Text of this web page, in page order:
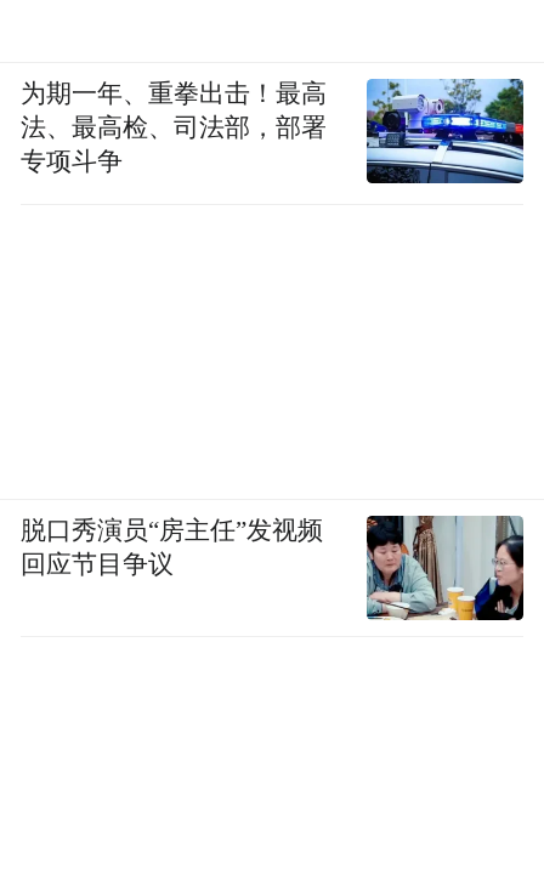
为期一年、重拳出击！最高
法、最高检、司法部，部署
专项斗争
脱口秀演员“房主任”发视频
回应节目争议